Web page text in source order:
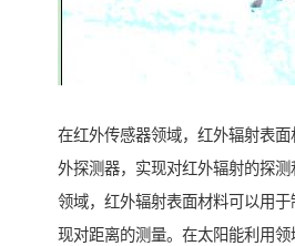
在红外传感器领域，红外辐射表
外探测器，实现对红外辐射的探
领域，红外辐射表面材料可以用
现对距离的测量。在太阳能利用